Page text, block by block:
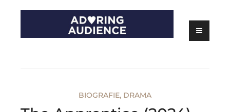
content
BIOGRAFIE, DRAMA